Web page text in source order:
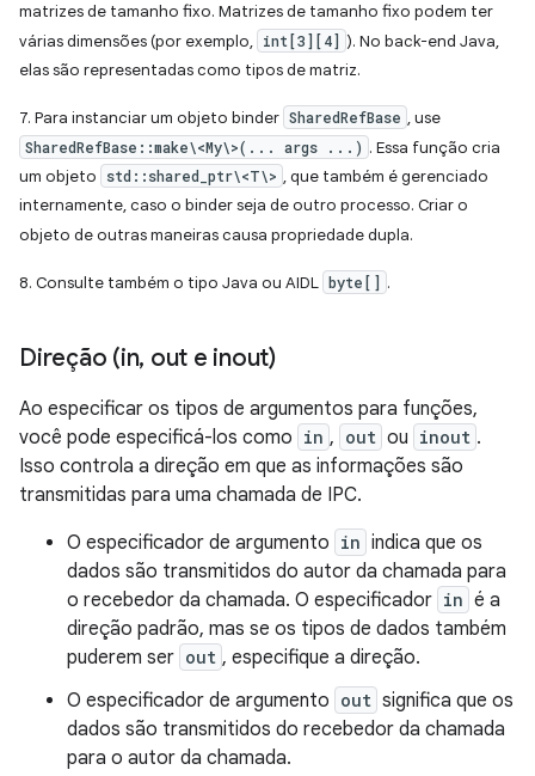
matrizes de tamanho fixo. Matrizes de tamanho fixo podem ter
várias dimensões (por exemplo, int[3][4] ). No back-end Java,
elas são representadas como tipos de matriz.
7. Para instanciar um objeto binder SharedRefBase , use
SharedRefBase::make\<My\>(... args ...) . Essa função cria
um objeto
std::shared_ptr\<T\> , que também é gerenciado
internamente, caso o binder seja de outro processo. Criar o
objeto de outras maneiras causa propriedade dupla.
8. Consulte também o tipo Java ou AIDL byte[] .
Direção (in, out e inout)
Ao especificar os tipos de argumentos para funções,
você pode especificá-los como in , out ou inout .
Isso controla a direção em que as informações são
transmitidas para uma chamada de IPC.
O especificador de argumento in indica que os
dados são transmitidos do autor da chamada para
o recebedor da chamada. O especificador in é a
direção padrão, mas se os tipos de dados também
puderem ser out , especifique a direção.
O especificador de argumento out significa que os
dados são transmitidos do recebedor da chamada
para o autor da chamada.